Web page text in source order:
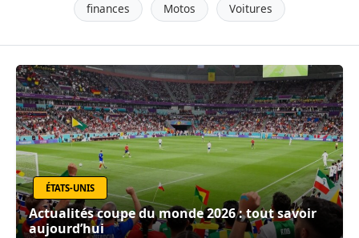
finances Motos Voitures
ÉTATS-UNIS
Actualités coupe du monde 2026 : tout savoir
aujourd’hui